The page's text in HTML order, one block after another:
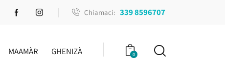
Chiamaci: 339 8596707
MAAMÀR GHENIZÀ 0